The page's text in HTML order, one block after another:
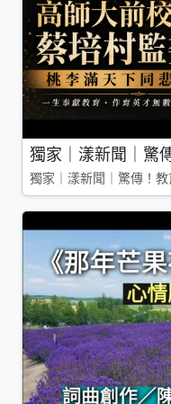
獨家｜漾新聞｜驚
獨家｜漾新聞｜驚傳！